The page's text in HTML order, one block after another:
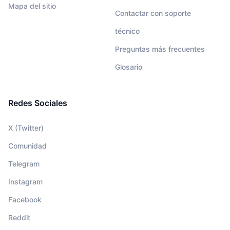
Mapa del sitio
Contactar con soporte
técnico
Preguntas más frecuentes
Glosario
Redes Sociales
X (Twitter)
Comunidad
Telegram
Instagram
Facebook
Reddit